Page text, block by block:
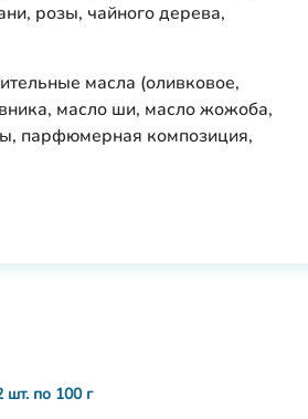
розы, чайного дерева,
масла (оливковое,
масло ши, масло жожоба,
парфюмерная композиция,
по 100 г